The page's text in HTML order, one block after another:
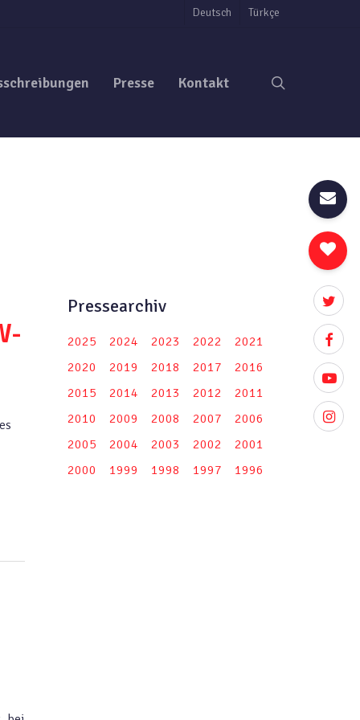
twitter
youtube
Deutsch Türkçe
Presse Kontakt
Pressearchiv
2025 2024 2023 2022
2021
2020
2019 2018 2017
2016
2015
2014 2013 2012
2011
2010
2009 2008 2007
2006
2005
2004 2003 2002
2001
2000
1999 1998 1997 1996